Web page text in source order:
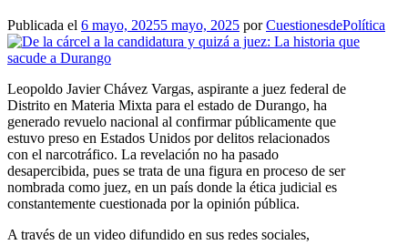
Publicada el 6 mayo, 20255 mayo, 2025 porCuestionesdePolítica
Leopoldo Javier Chávez Vargas, aspirante a juez federal de
Distrito en Materia Mixta para el estado de Durango, ha
generado revuelo nacional al confirmar públicamente que
estuvo preso en Estados Unidos por delitos relacionados
con el narcotráfico. La revelación no ha pasado
desapercibida, pues se trata de una figura en proceso de ser
nombrada como juez, en un país donde la ética judicial es
constantemente cuestionada por la opinión pública.
A través de un video difundido en sus redes sociales,